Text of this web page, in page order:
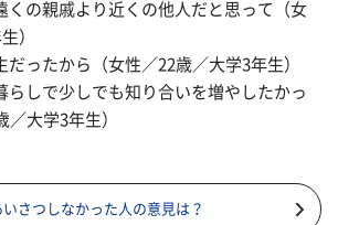
くの親戚より近くの他人だと思って（女
）
だったから（女性／22歳／大学3年生）
らしで少しでも知り合いを増やしたかっ
／大学3年生）
いさつしなかった人の意見は？